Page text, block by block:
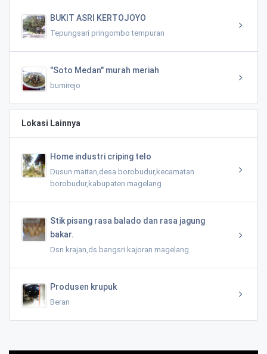
BUKIT ASRI KERTOJOYO
Tepungsari pringombo tempuran
"Soto Medan" murah meriah
bumirejo
Lokasi Lainnya
Home industri criping telo
Dusun maitan,desa borobudur,kecamatan
borobudur,kabupaten magelang
Stik pisang rasa balado dan rasa jagung
bakar.
Dsn krajan,ds bangsri kajoran magelang
Produsen krupuk
Beran